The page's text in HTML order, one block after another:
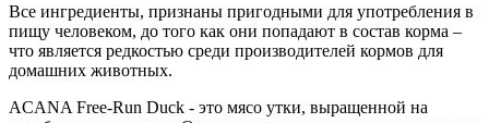
Все ингредиенты, признаны пригодными для употребления в
пищу человеком, до того как они попадают в состав корма –
что является редкостью среди производителей кормов для
домашних животных.
ACANA Free-Run Duck - это мясо утки, выращенной на